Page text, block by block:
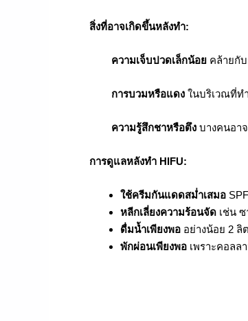
สิ่งที่อาจเกิดขึ้นหลังทำ:
ความเจ็บปวดเล็กน้อย คล้ายกั
การบวมหรือแดง ในบริเวณที่ท
ความรู้สึกชาหรือตึง บางคนอา
การดูแลหลังทำ HIFU:
ใช้ครีมกันแดดสม่ำเสมอ
หลีกเลี่ยงความร้อนจัด เช่น
ดื่มน้ำเพียงพอ อย่างน้อย 2 ลิ
พักผ่อนเพียงพอ เพราะคอลล